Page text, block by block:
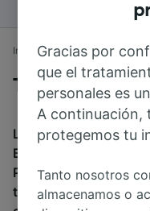
Inicio Horarios de trenes
Trenes desde
La duración media de
Brighton es de 1h
Portsmouth a Brighton
trenes al día recorren
Gracias por
que el
personales es
A continuación,
protegemos tu
Tanto nosotros
almacenamos o